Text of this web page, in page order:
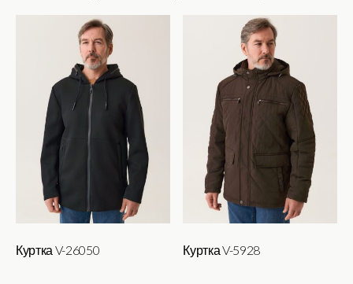
странице
товара.
Куртка V-26050 Куртка V-5928